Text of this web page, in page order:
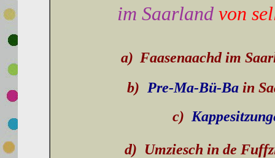
im Saarland von
a) Faasenaachd im
b)
Pre-Ma-Bü-Ba in
c)
d) Umziesch in de